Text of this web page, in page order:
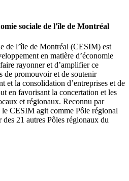
sociale de l'île de Montréal
de l’île de Montréal (CESIM) est
en matière d’économie
rayonner et d’amplifier ce
de promouvoir et de soutenir
et la consolidation d’entreprises et de
en favorisant la concertation et les
et régionaux. Reconnu par
CESIM agit comme Pôle régional
des 21 autres Pôles régionaux du